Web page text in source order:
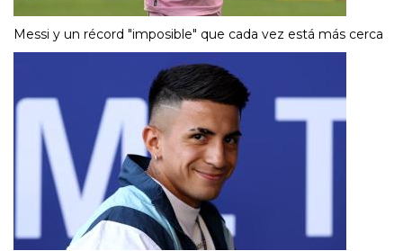
Messi y un récord "imposible" que cada vez está más cerca